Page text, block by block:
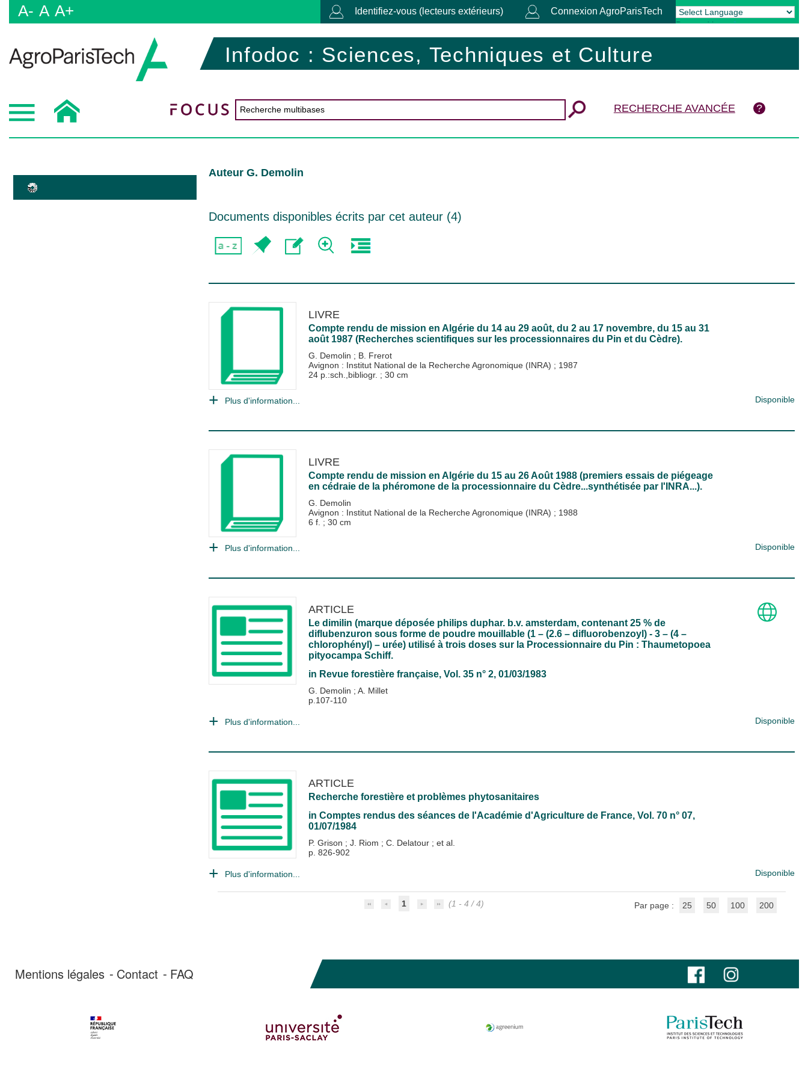
A- A A+ Identifiez-vous (lecteurs extérieurs) Connexion AgroParisTech
Powered by Translate
Infodoc : Sciences, Techniques et Culture
RECHERCHE AVANCÉE
Auteur G. Demolin
Documents disponibles écrits par cet auteur (4)
LIVRE
Compte rendu de mission en Algérie du 14 au 29 août, du 2 au 17 novembre, du 15 au 31
août 1987 (Recherches scientifiques sur les processionnaires du Pin et du Cèdre).
G. Demolin ; B. Frerot
Avignon : Institut National de la Recherche Agronomique (INRA) ; 1987
24 p.:sch.,bibliogr. ; 30 cm
Plus d'information... Disponible
LIVRE
Compte rendu de mission en Algérie du 15 au 26 Août 1988 (premiers essais de piégeage
en cédraie de la phéromone de la processionnaire du Cèdre...synthétisée par l'INRA...).
G. Demolin
Avignon : Institut National de la Recherche Agronomique (INRA) ; 1988
6 f. ; 30 cm
Plus d'information... Disponible
ARTICLE
Le dimilin (marque déposée philips duphar. b.v. amsterdam, contenant 25 % de
diflubenzuron sous forme de poudre mouillable (1 – (2.6 – difluorobenzoyl) - 3 – (4 –
chlorophényl) – urée) utilisé à trois doses sur la Processionnaire du Pin : Thaumetopoea
pityocampa Schiff.
in Revue forestière française, Vol. 35 n° 2, 01/03/1983
G. Demolin ; A. Millet
p.107-110
Plus d'information... Disponible
ARTICLE
Recherche forestière et problèmes phytosanitaires
in Comptes rendus des séances de l'Académie d'Agriculture de France, Vol. 70 n° 07,
01/07/1984
P. Grison ; J. Riom ; C. Delatour ; et al.
p. 826-902
Plus d'information... Disponible
1 (1 - 4 / 4) Par page : 25 50 100 200
Mentions légales Contact FAQ